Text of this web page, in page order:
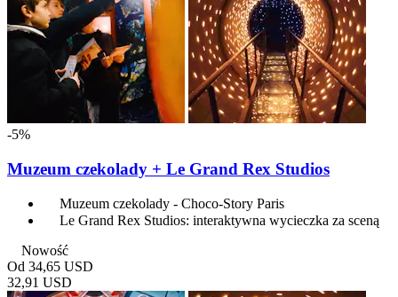
-5%
Muzeum czekolady + Le Grand Rex Studios
Muzeum czekolady - Choco-Story Paris
Le Grand Rex Studios: interaktywna wycieczka za sceną
Nowość
Od 34,65 USD
32,91 USD